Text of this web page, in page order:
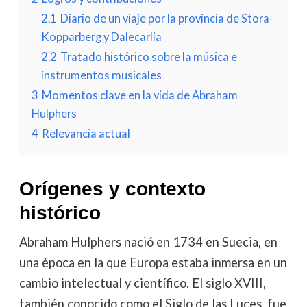
2.1 Diario de un viaje por la provincia de Stora-
Kopparberg y Dalecarlia
2.2 Tratado histórico sobre la música e
instrumentos musicales
3 Momentos clave en la vida de Abraham
Hulphers
4 Relevancia actual
Orígenes y contexto
histórico
Abraham Hulphers nació en 1734 en Suecia, en
una época en la que Europa estaba inmersa en un
cambio intelectual y científico. El siglo XVIII,
también conocido como el Siglo de las Luces, fue